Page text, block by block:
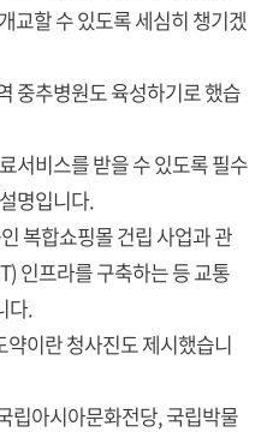
교할 수 있도록 세심히 챙기겠
중추병원도 육성하기로 했습
서비스를 받을 수 있도록 필수
명입니다.
복합쇼핑몰 건립 사업과 관
인프라를 구축하는 등 교통
다.
이란 청사진도 제시했습니
립아시아문화전당, 국립박물